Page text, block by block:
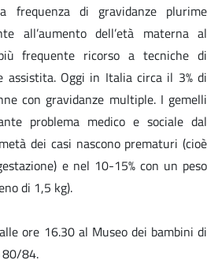
frequenza di gravidanze plurime
all’aumento dell’età materna al
frequente ricorso a tecniche di
assistita. Oggi in Italia circa il 3% di
con gravidanze multiple. I gemelli
problema medico e sociale dal
dei casi nascono prematuri (cioè
e nel 10-15% con un peso
di 1,5 kg).
ore 16.30 al Museo dei bambini di
80/84.